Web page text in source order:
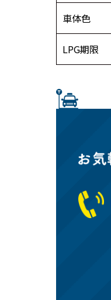
車体色
LPG期限